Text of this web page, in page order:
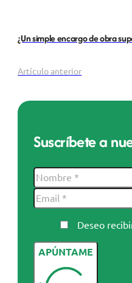
Artículo anterior
¿Un simple encargo de obra
Suscríbete a
Deseo
APÚNTAME